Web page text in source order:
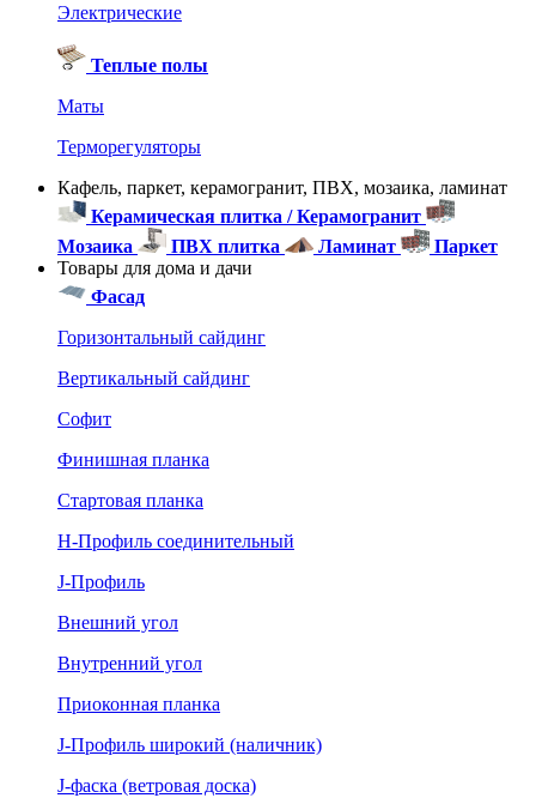
Электрические
Теплые полы
Маты
Терморегуляторы
Кафель, паркет, керамогранит, ПВХ, мозаика, ламинат
Керамическая плитка / Керамогранит
Мозаика
ПВХ плитка Ламинат
Паркет
Товары для дома и дачи
Фасад
Горизонтальный сайдинг
Вертикальный сайдинг
Софит
Финишная планка
Стартовая планка
Н-Профиль соединительный
J-Профиль
Внешний угол
Внутренний угол
Приоконная планка
J-Профиль широкий (наличник)
J-фаска (ветровая доска)